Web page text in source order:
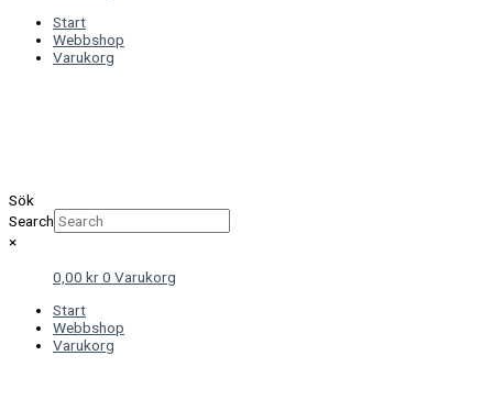
Start
Webbshop
Varukorg
Sök
Search
×
0,00 kr0 Varukorg
Start
Webbshop
Varukorg